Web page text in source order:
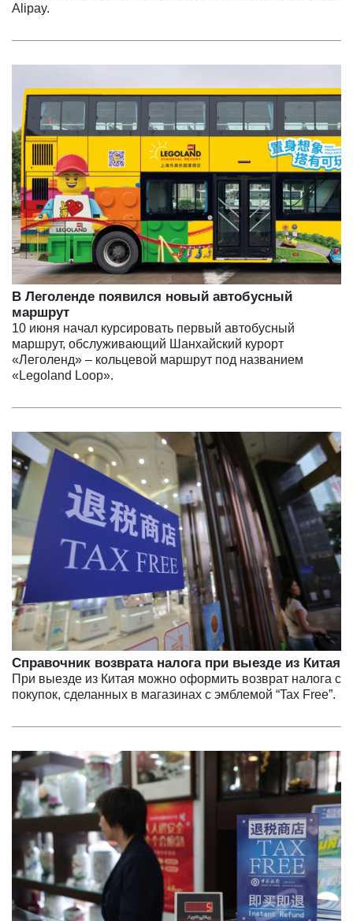
Alipay.
В Леголенде появился новый автобусный
маршрут
10 июня начал курсировать первый автобусный
маршрут, обслуживающий Шанхайский курорт
«Леголенд» – кольцевой маршрут под названием
«Legoland Loop».
Справочник возврата налога при выезде из Китая
При выезде из Китая можно оформить возврат налога с
покупок, сделанных в магазинах с эмблемой “Tax Free”.